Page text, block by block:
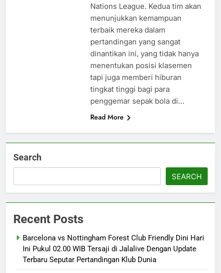
Nations League. Kedua tim akan
menunjukkan kemampuan
terbaik mereka dalam
pertandingan yang sangat
dinantikan ini, yang tidak hanya
menentukan posisi klasemen
tapi juga memberi hiburan
tingkat tinggi bagi para
penggemar sepak bola di…
Read More
Search
SEARCH
Recent Posts
Barcelona vs Nottingham Forest Club Friendly Dini Hari
Ini Pukul 02.00 WIB Tersaji di Jalalive Dengan Update
Terbaru Seputar Pertandingan Klub Dunia